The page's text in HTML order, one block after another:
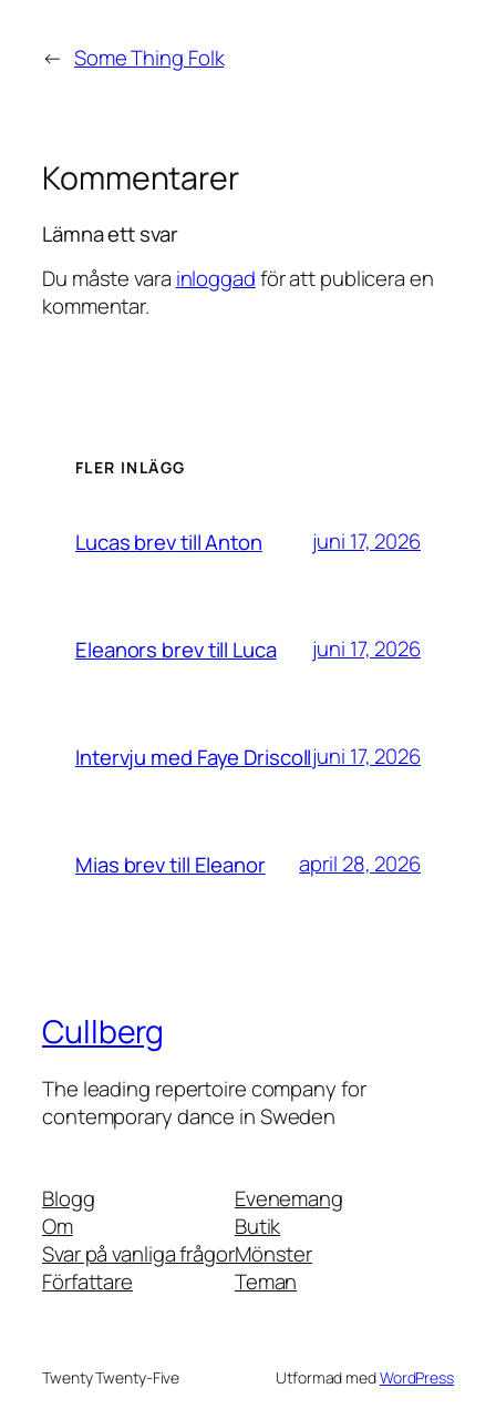
← Some Thing Folk
Kommentarer
Lämna ett svar
Du måste vara inloggadför att publicera en
kommentar.
FLER INLÄGG
Lucas brev till Anton juni 17, 2026
Eleanors brev till Luca juni 17, 2026
Intervju med Faye Driscolljuni 17, 2026
Mias brev till Eleanor april 28, 2026
Cullberg
The leading repertoire company for
contemporary dance in Sweden
Blogg
Om
Svar på vanliga frågor
Författare
Evenemang
Butik
Mönster
Teman
Twenty Twenty-Five Utformad medWordPress